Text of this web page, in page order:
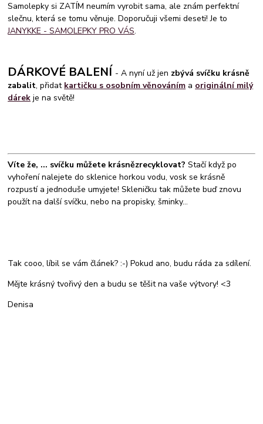
Samolepky si ZATÍM neumím vyrobit sama, ale znám perfektní
slečnu, která se tomu věnuje. Doporučuji všemi deseti! Je to
JANYKKE - SAMOLEPKY PRO VÁS.
DÁRKOVÉ BALENÍ - A nyní už jen zbývá svíčku krásně
zabalit, přidat kartičku s osobním věnováním a originální milý
dárek je na světě!
Víte že, ... svíčku můžete krásnězrecyklovat? Stačí když po
vyhoření nalejete do sklenice horkou vodu, vosk se krásně
rozpustí a jednoduše umyjete! Skleničku tak můžete buď znovu
použít na další svíčku, nebo na propisky, šminky...
Tak cooo, líbil se vám článek? :-) Pokud ano, budu ráda za sdílení.
Mějte krásný tvořivý den a budu se těšit na vaše výtvory! <3
Denisa